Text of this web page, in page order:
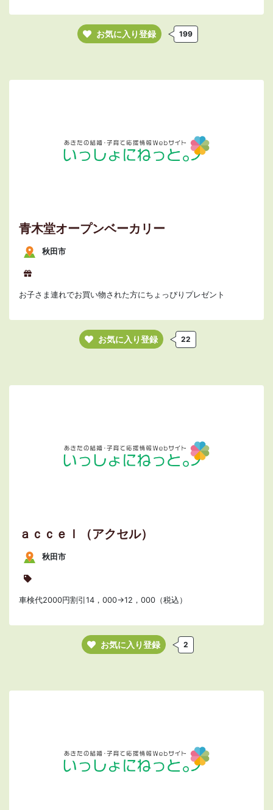
お気に入り登録 199
青木堂オープンベーカリー
秋田市
お子さま連れでお買い物された方にちょっぴりプレゼント
お気に入り登録 22
ａｃｃｅｌ（アクセル）
秋田市
車検代2000円割引14，000→12，000（税込）
お気に入り登録 2